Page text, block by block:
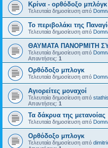
Κρίνα - ορθόδοξο μπλόγκ
Τελευταία δημοσίευση από
Το περιβολάκι της
Τελευταία δημοσίευση από
ΘΑΥΜΑΤΑ ΠΑΝΟΡΜΙΤΗ
Τελευταία δημοσίευση από
Απαντήσεις: 1
Ορθόδοξο μπλογκ
Τελευταία δημοσίευση από
Αγιορείτες μοναχοί
Τελευταία δημοσίευση από
Απαντήσεις: 1
Τα δάκρυα της μετανοίας
Τελευταία δημοσίευση από
Ορθόδοξο μπλογκ
Τελευταία δημοσίευση από